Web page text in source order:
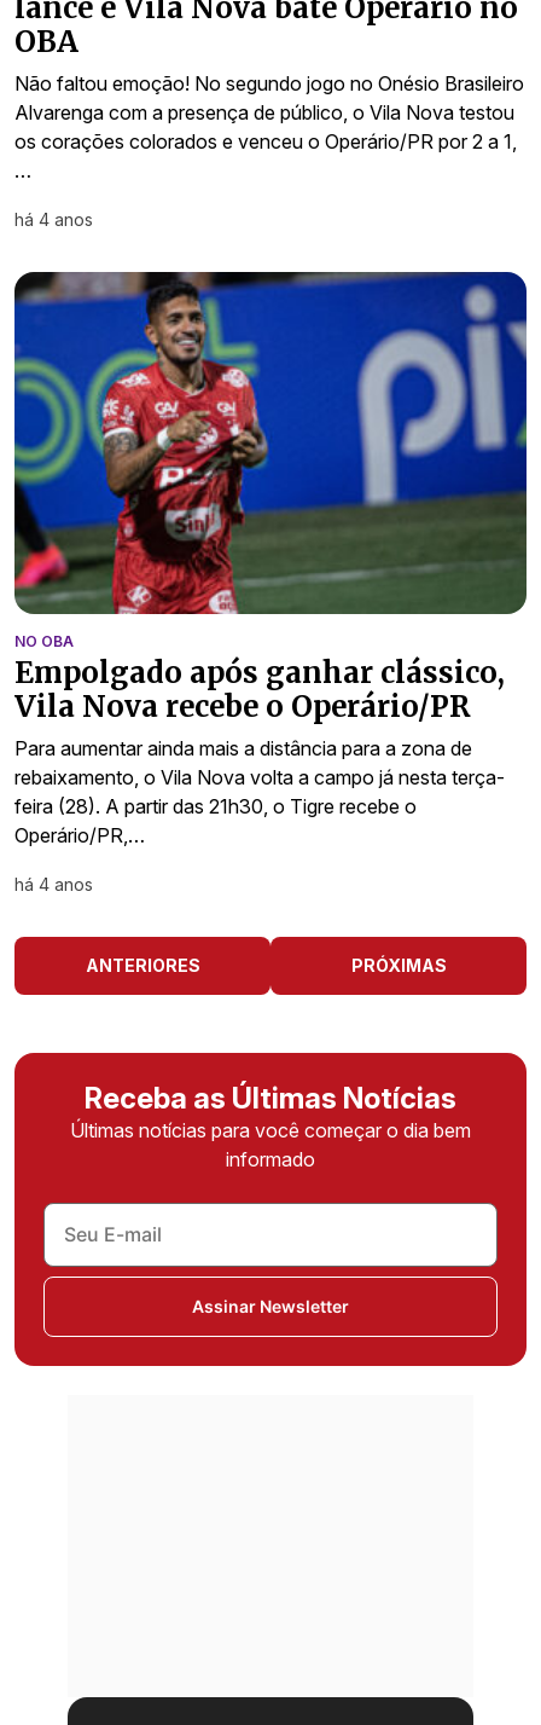
lance e Vila Nova bate Operário no
OBA
Não faltou emoção! No segundo jogo no Onésio Brasileiro
Alvarenga com a presença de público, o Vila Nova testou
os corações colorados e venceu o Operário/PR por 2 a 1,
…
há 4 anos
NO OBA
Empolgado após ganhar clássico,
Vila Nova recebe o Operário/PR
Para aumentar ainda mais a distância para a zona de
rebaixamento, o Vila Nova volta a campo já nesta terça-
feira (28). A partir das 21h30, o Tigre recebe o
Operário/PR,…
há 4 anos
ANTERIORES PRÓXIMAS
Receba as Últimas Notícias
Últimas notícias para você começar o dia bem
informado
Assinar Newsletter